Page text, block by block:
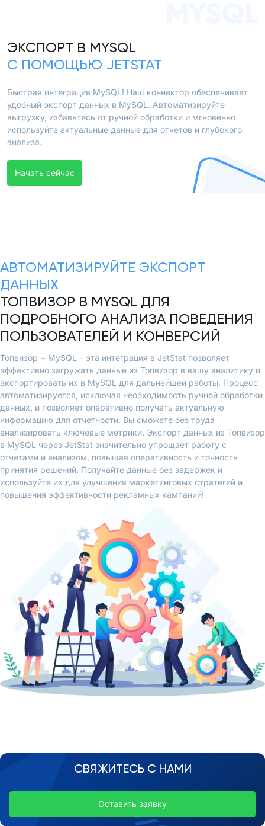
ЭКСПОРТ В MYSQL
С ПОМОЩЬЮ JETSTAT
Быстрая интеграция MySQL! Наш коннектор обеспечивает
удобный экспорт данных в MySQL. Автоматизируйте
выгрузку, избавьтесь от ручной обработки и мгновенно
используйте актуальные данные для отчетов и глубокого
анализа.
Начать сейчас
АВТОМАТИЗИРУЙТЕ ЭКСПОРТ
ДАННЫХ
ТОПВИЗОР В MYSQL ДЛЯ
ПОДРОБНОГО АНАЛИЗА ПОВЕДЕНИЯ
ПОЛЬЗОВАТЕЛЕЙ И КОНВЕРСИЙ
Топвизор + MySQL – эта интеграция в JetStat позволяет
эффективно загружать данные из Топвизор в вашу аналитику и
экспортировать их в MySQL для дальнейшей работы. Процесс
автоматизируется, исключая необходимость ручной обработки
данных, и позволяет оперативно получать актуальную
информацию для отчетности. Вы сможете без труда
анализировать ключевые метрики. Экспорт данных из Топвизор
в MySQL через JetStat значительно упрощает работу с
отчетами и анализом, повышая оперативность и точность
принятия решений. Получайте данные без задержек и
используйте их для улучшения маркетинговых стратегий и
повышения эффективности рекламных кампаний!
СВЯЖИТЕСЬ С НАМИ
Оставить заявку